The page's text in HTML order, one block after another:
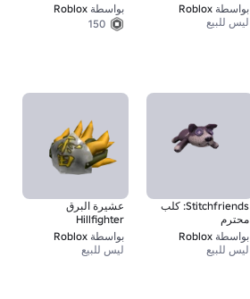
بواسطة Roblox
150
بواسطة Roblox
ليس للبيع
عشيرة البرق
Hillfighter
بواسطة Roblox
ليس للبيع
Stitchfriends: كلب
محترم
بواسطة Roblox
ليس للبيع